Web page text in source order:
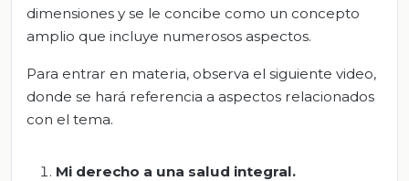
dimensiones y se le concibe como un concepto
amplio que incluye numerosos aspectos.
Para entrar en materia, observa el siguiente video,
donde se hará referencia a aspectos relacionados
con el tema.
Mi derecho a una salud integral.